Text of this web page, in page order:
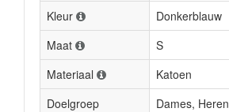
Kleur
Donkerblauw
Maat
S
Materiaal
Katoen
Doelgroep
Dames, Heren